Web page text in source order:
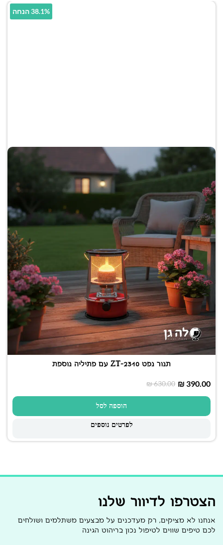
38.1% הנחה
תנור נפט ZT-2310 עם פתיליה נוספת
₪630.00 ₪ 390.00
הוספה לסל
לפרטים נוספים
הצטרפו לדיוור שלנו
אנחנו לא מציקים, רק מעדכנים על מבצעים משתלמים ושולחים
לכם טיפים שווים לטיפול נכון בריהוט הגינה